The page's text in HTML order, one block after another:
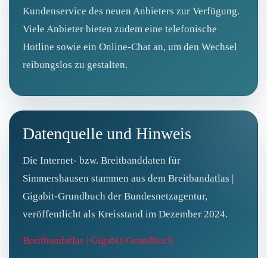
Kundenservice des neuen Anbieters zur Verfügung.
Viele Anbieter bieten zudem eine telefonische
Hotline sowie ein Online-Chat an, um den Wechsel
reibungslos zu gestalten.
Datenquelle und Hinweis
Die Internet- bzw. Breitbanddaten für
Simmershausen stammen aus dem Breitbandatlas |
Gigabit-Grundbuch der Bundesnetzagentur,
veröffentlicht als Kreisstand im Dezember 2024.
Breitbandatlas | Gigabit-Grundbuch